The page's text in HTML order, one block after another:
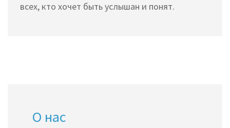
всех, кто хочет быть услышан и понят.
О нас